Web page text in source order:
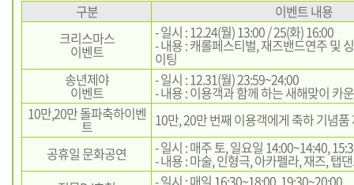
구분
이벤트 내용
크리스마스
이벤트
- 일시 : 12.24(월) 13:00 / 25(화) 16:00
- 내용 : 캐롤페스티벌, 재즈밴드연주 및
이팅
송년제야
이벤트
- 일시 : 12.31(월) 23:59~24:00
- 내용 : 이용객과 함께 하는 새해맞이 카
10만,20만 돌파축하이벤
트
10만, 20만 번째 이용객에게 축하 기념품
공휴일 문화공연
- 일시 : 매주 토, 일요일 14:00~14:40,
- 내용 : 마술, 인형극, 아카펠라, 재즈, 탭
- 일시 : 매일 16:30~18:00, 19:30~20:00